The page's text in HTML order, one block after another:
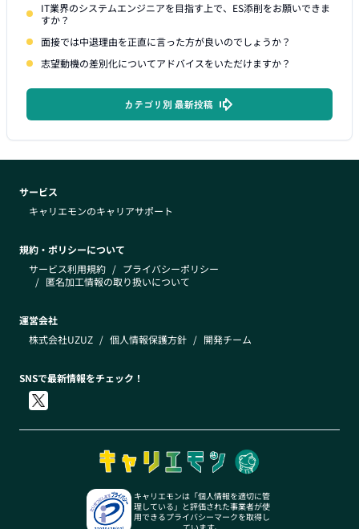
IT業界のシステムエンジニアを目指す上で、ES添削をお願いできま
すか？
面接では中退理由を正直に言った方が良いのでしょうか？
志望動機の差別化についてアドバイスをいただけますか？
カテゴリ別 最新投稿
サービス
キャリエモンのキャリアサポート
規約・ポリシーについて
サービス利用規約 / プライバシーポリシー
/ 匿名加工情報の取り扱いについて
運営会社
株式会社UZUZ / 個人情報保護方針 / 開発チーム
SNSで最新情報をチェック！
キャリエモンは「個人情報を適切に管
理している」と評価された事業者が使
用できるプライバシーマークを取得し